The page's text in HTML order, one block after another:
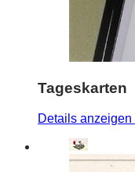
Tageskarten
Details anzeigen